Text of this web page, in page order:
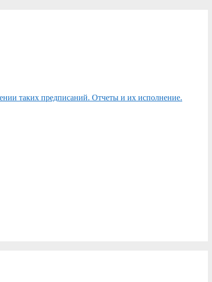
таких предписаний. Отчеты и их исполнение.